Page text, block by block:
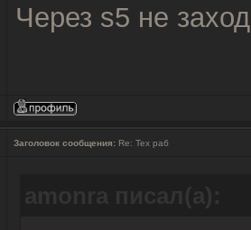
Через s5 не
Заголовок сообщения: Re: Тех раб